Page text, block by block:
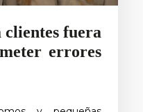
fuera
errores